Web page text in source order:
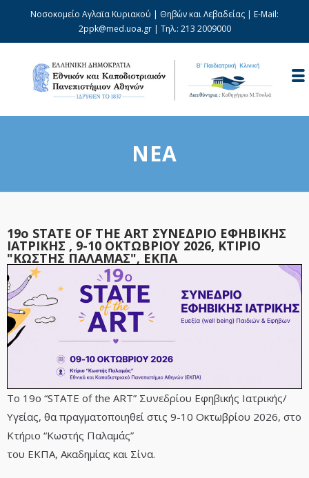
Νοσοκομείο Αγλαϊα Κυριακού | Θηβών και Λεβαδείας | E-Mail:
2ppk@med.uoa.gr| Τηλ.: 213 2009000
ΝΈΑ
19o STATE OF THE ART ΣΥΝΕΔΡΙΟ ΕΦΗΒΙΚΗΣ
ΙΑΤΡΙΚΗΣ , 9-10 ΟΚΤΩΒΡΙΟΥ 2026, ΚΤΙΡΙΟ
"ΚΩΣΤΗΣ ΠΑΛΑΜΑΣ", ΕΚΠΑ
To 19ο “STATE of the ART” Συνεδρίου Εφηβικής Ιατρικής/
Υγείας, θα πραγματοποιηθεί στις 9-10 Οκτωβρίου 2026, στο
Κτήριο “Κωστής Παλαμάς”
του ΕΚΠΑ, Ακαδημίας και Σίνα.